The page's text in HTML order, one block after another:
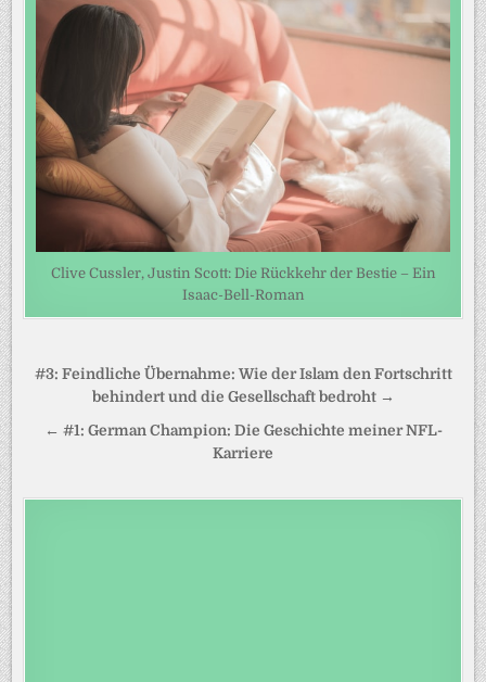
Clive Cussler, Justin Scott: Die Rückkehr der Bestie – Ein
Isaac-Bell-Roman
Beitragsnavigation
#3: Feindliche Übernahme: Wie der Islam den Fortschritt
behindert und die Gesellschaft bedroht →
← #1: German Champion: Die Geschichte meiner NFL-
Karriere